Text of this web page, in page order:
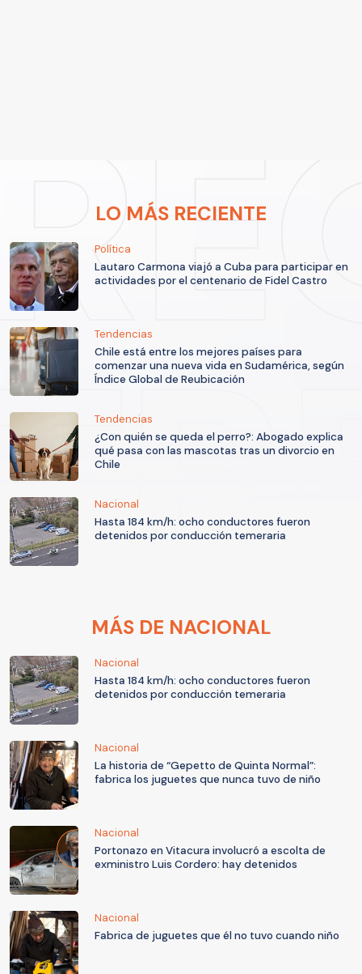
LO MÁS RECIENTE
Política
Lautaro Carmona viajó a Cuba para participar en
actividades por el centenario de Fidel Castro
Tendencias
Chile está entre los mejores países para
comenzar una nueva vida en Sudamérica, según
Índice Global de Reubicación
Tendencias
¿Con quién se queda el perro?: Abogado explica
qué pasa con las mascotas tras un divorcio en
Chile
Nacional
Hasta 184 km/h: ocho conductores fueron
detenidos por conducción temeraria
MÁS DE NACIONAL
Nacional
Hasta 184 km/h: ocho conductores fueron
detenidos por conducción temeraria
Nacional
La historia de “Gepetto de Quinta Normal”:
fabrica los juguetes que nunca tuvo de niño
Nacional
Portonazo en Vitacura involucró a escolta de
exministro Luis Cordero: hay detenidos
Nacional
Fabrica de juguetes que él no tuvo cuando niño